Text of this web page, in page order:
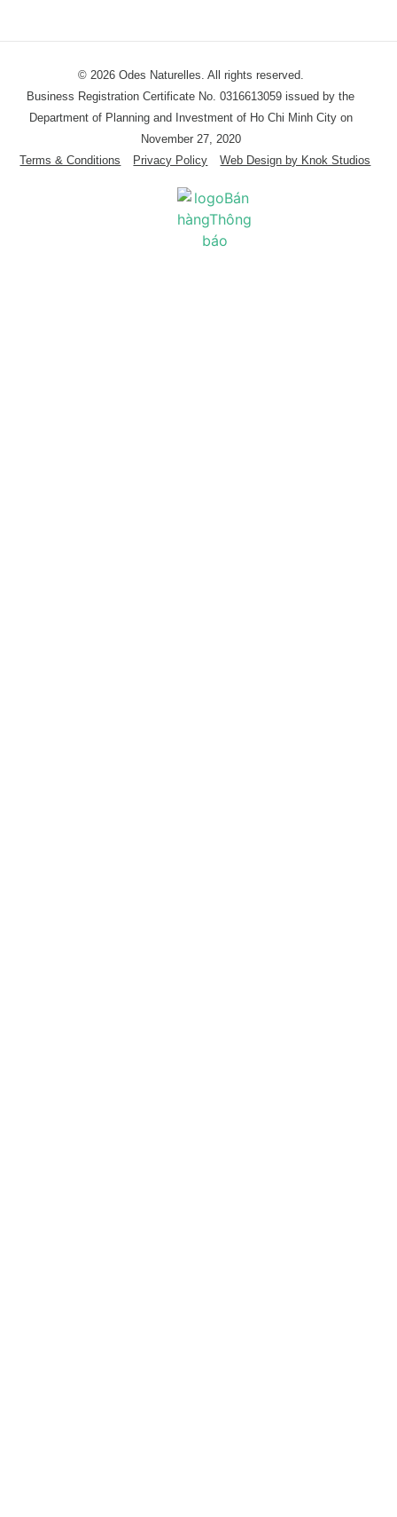
© 2026 Odes Naturelles. All rights reserved.
Business Registration Certificate No. 0316613059 issued by the
Department of Planning and Investment of Ho Chi Minh City on
November 27, 2020
Terms & Conditions
Privacy Policy Web Design by Knok Studios